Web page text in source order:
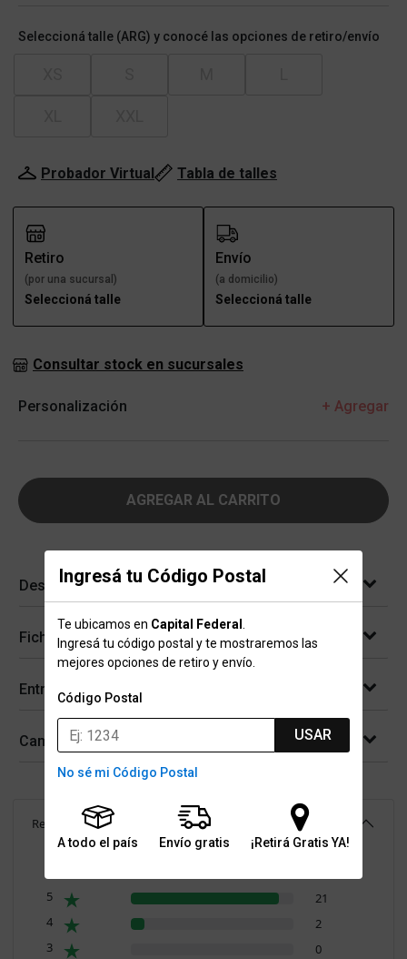
Ingresá tu Código Postal
Te ubicamos en Capital Federal
Ingresá tu código postal y te mostraremos las
mejores opciones de retiro y envío.
Código Postal
USAR
No sé mi Código Postal
A todo el país Envío gratis ¡Retirá Gratis YA!
Seleccioná talle (ARG) y conocé las opciones de retiro/envío
Probador Virtual Tabla de talles
Retiro
(por una sucursal)
Seleccioná talle
Envío
(a domicilio)
Seleccioná talle
Consultar stock en sucursales
Personalización + Agregar
AGREGAR AL CARRITO
Descripción
Ficha técnica
Entregas
Cambios y devoluciones
Reseñas 23)
5
21
4
2
3
0